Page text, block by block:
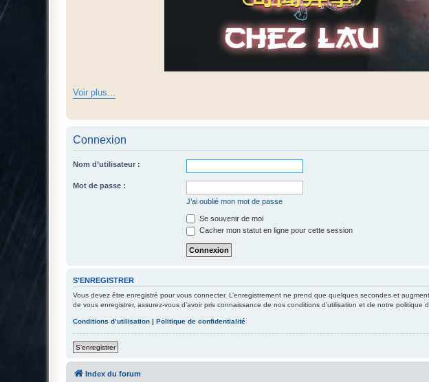
Voir plus...
Connexion
Nom d’utilisateur :
Mot de passe :
J’ai oublié mon mot de passe
Se souvenir de moi
Cacher mon statut en ligne pour cette session
S’ENREGISTRER
Vous devez être enregistré pour vous connecter. L’enregistrement ne prend que quelques secondes et
de vous enregistrer, assurez-vous d’avoir pris connaissance de nos conditions d’utilisation et de notre
Conditions d’utilisation Politique de confidentialité
S’enregistrer
Index du forum